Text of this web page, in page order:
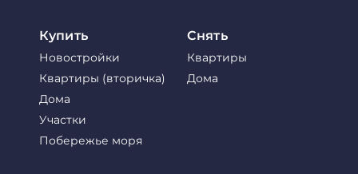
Купить
Новостройки
Квартиры (вторичка)
Дома
Участки
Побережье моря
Снять
Квартиры
Дома